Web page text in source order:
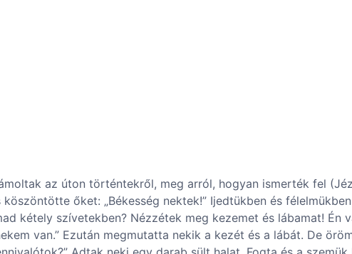
az úton történtekről, meg arról, hogyan ismerték fel
őket: „Békesség nektek!” Ijedtükben és
kétely szívetekben? Nézzétek meg kezemet és lábamat! Én
van.” Ezután megmutatta nekik a kezét és a lábát. De